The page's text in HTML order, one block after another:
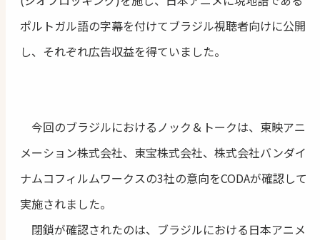
ポルトガル語の字幕を付けてブラジル視聴者向けに公開
し、それぞれ広告収益を得ていました。
今回のブラジルにおけるノック＆トークは、東映アニ
メーション株式会社、東宝株式会社、株式会社バンダイ
ナムコフィルムワークスの3社の意向をCODAが確認して
実施されました。
閉鎖が確認されたのは、ブラジルにおける日本アニメ